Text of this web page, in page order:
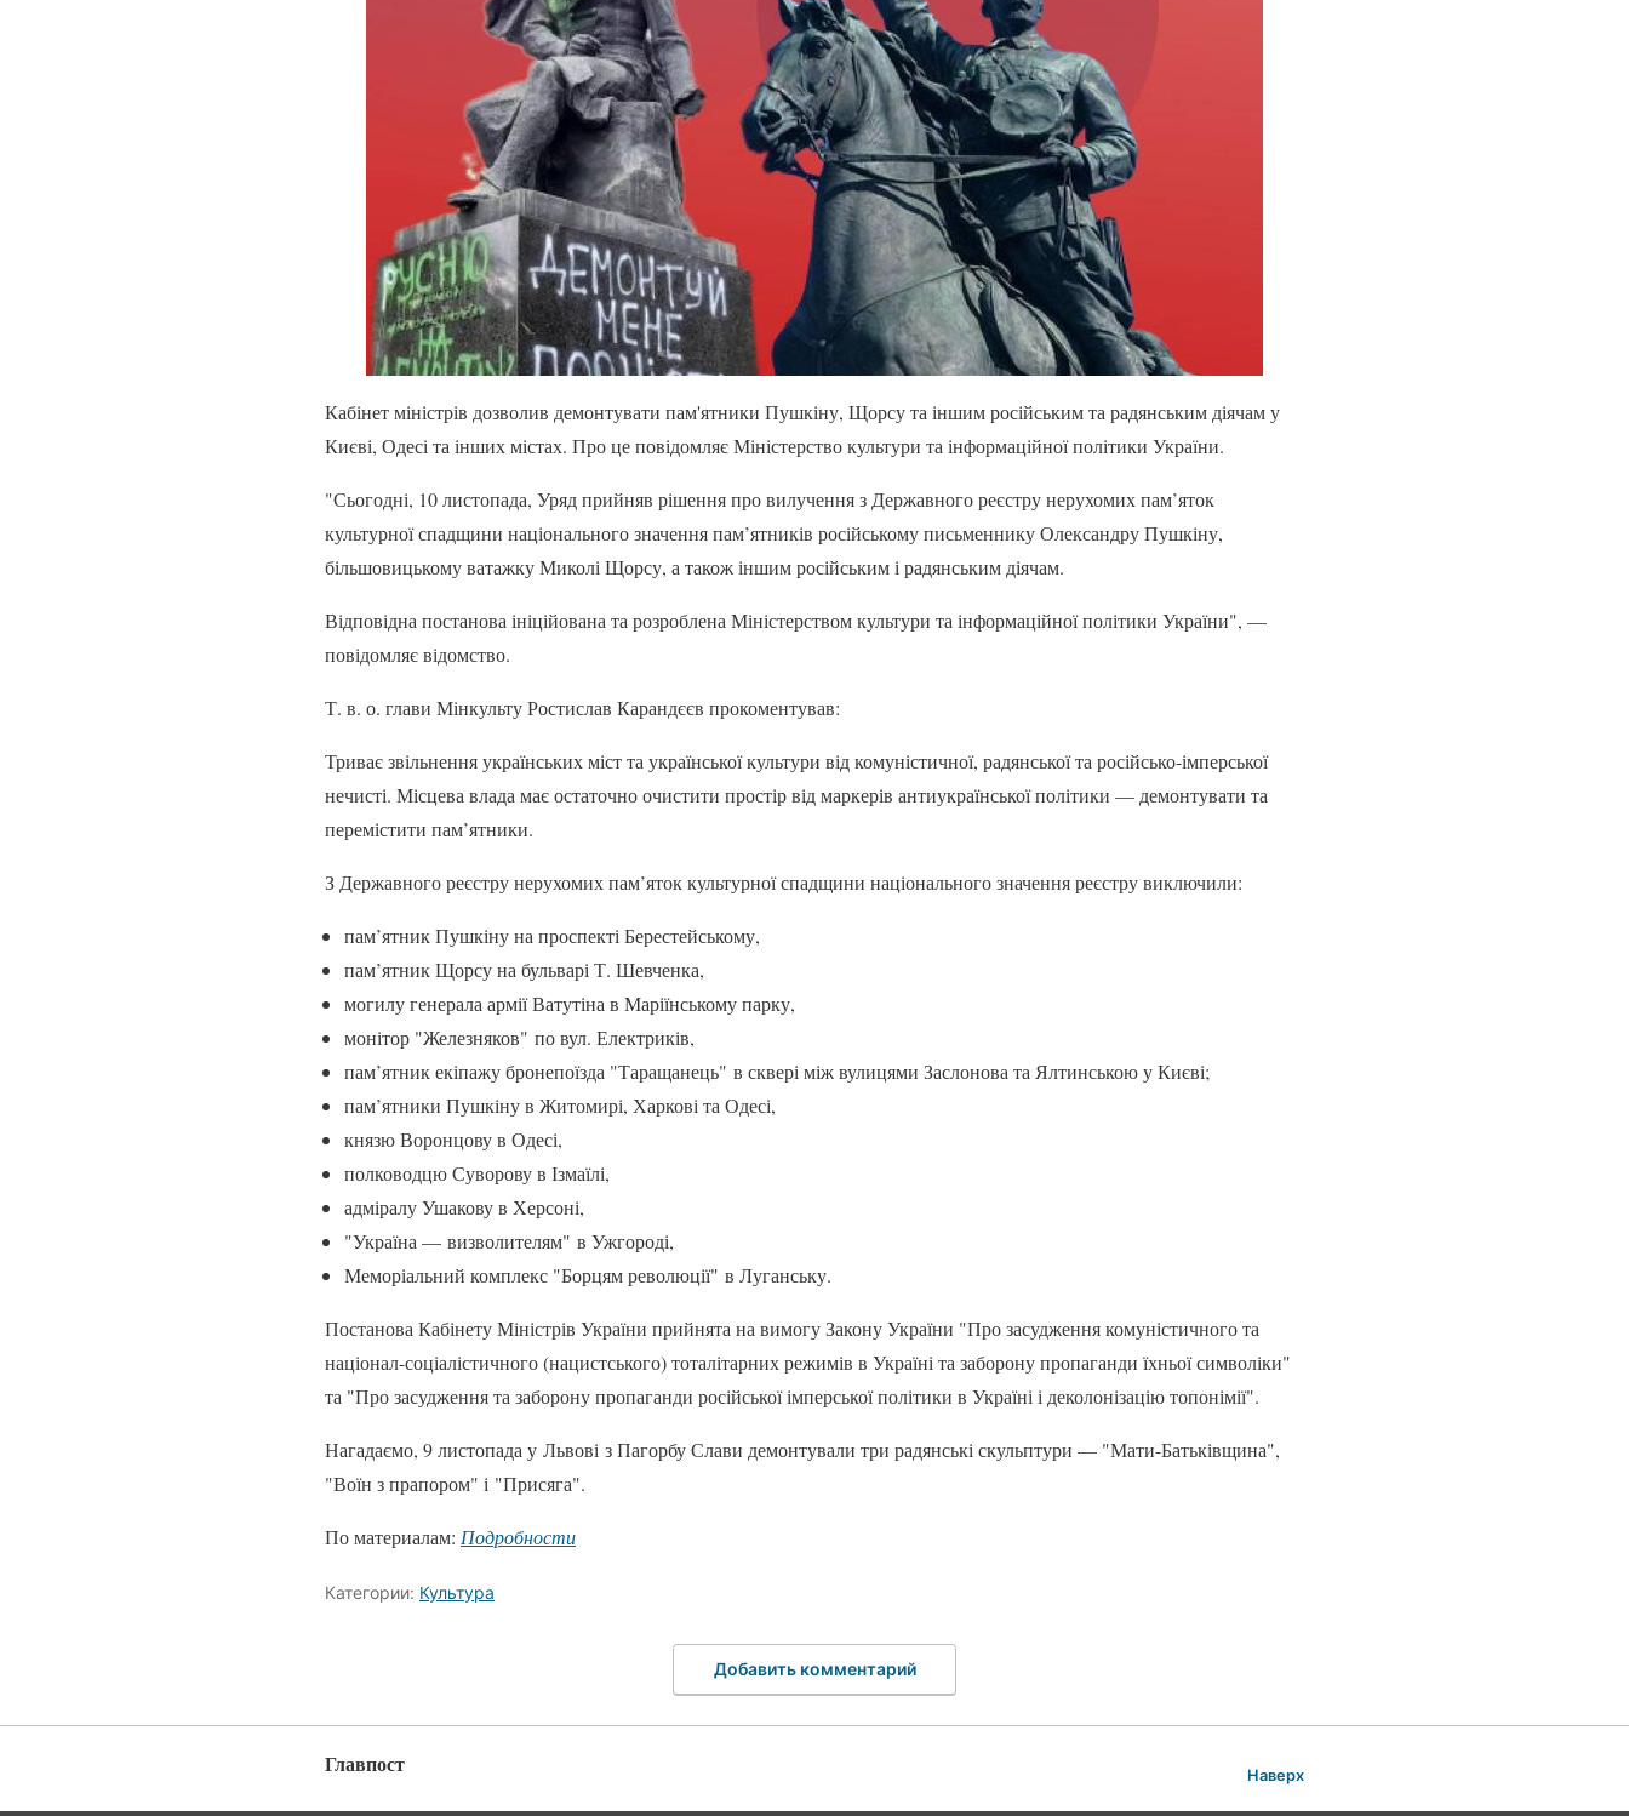
Кабінет міністрів дозволив демонтувати пам'ятники Пушкіну, Щорсу та іншим російським та радянським діячам у
Києві, Одесі та інших містах. Про це повідомляє Міністерство культури та інформаційної політики України.
"Сьогодні, 10 листопада, Уряд прийняв рішення про вилучення з Державного реєстру нерухомих пам’яток
культурної спадщини національного значення пам’ятників російському письменнику Олександру Пушкіну,
більшовицькому ватажку Миколі Щорсу, а також іншим російським і радянським діячам.
Відповідна постанова ініційована та розроблена Міністерством культури та інформаційної політики України", —
повідомляє відомство.
Т. в. о. глави Мінкульту Ростислав Карандєєв прокоментував:
Триває звільнення українських міст та української культури від комуністичної, радянської та російсько-імперської
нечисті. Місцева влада має остаточно очистити простір від маркерів антиукраїнської політики — демонтувати та
перемістити пам’ятники.
З Державного реєстру нерухомих пам’яток культурної спадщини національного значення реєстру виключили:
пам’ятник Пушкіну на проспекті Берестейському,
пам’ятник Щорсу на бульварі Т. Шевченка,
могилу генерала армії Ватутіна в Маріїнському парку,
монітор "Железняков" по вул. Електриків,
пам’ятник екіпажу бронепоїзда "Таращанець" в сквері між вулицями Заслонова та Ялтинською у Києві;
пам’ятники Пушкіну в Житомирі, Харкові та Одесі,
князю Воронцову в Одесі,
полководцю Суворову в Ізмаїлі,
адміралу Ушакову в Херсоні,
"Україна — визволителям" в Ужгороді,
Меморіальний комплекс "Борцям революції" в Луганську.
Постанова Кабінету Міністрів України прийнята на вимогу Закону України "Про засудження комуністичного та
націонал-соціалістичного (нацистського) тоталітарних режимів в Україні та заборону пропаганди їхньої символіки"
та "Про засудження та заборону пропаганди російської імперської політики в Україні і деколонізацію топонімії".
Нагадаємо, 9 листопада у Львові з Пагорбу Слави демонтували три радянські скульптури — "Мати-Батьківщина",
"Воїн з прапором" і "Присяга".
По материалам: Подробности
Категории: Культура
Добавить комментарий
Главпост Наверх